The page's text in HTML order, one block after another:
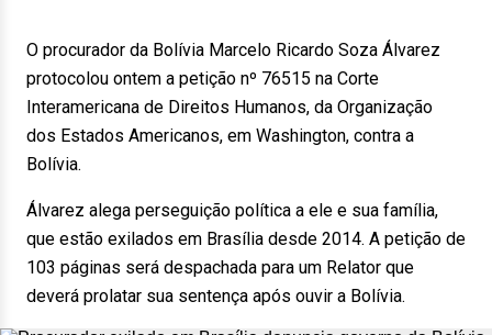
O procurador da Bolívia Marcelo Ricardo Soza Álvarez
protocolou ontem a petição nº 76515 na Corte
Interamericana de Direitos Humanos, da Organização
dos Estados Americanos, em Washington, contra a
Bolívia.
Álvarez alega perseguição política a ele e sua família,
que estão exilados em Brasília desde 2014. A petição de
103 páginas será despachada para um Relator que
deverá prolatar sua sentença após ouvir a Bolívia.